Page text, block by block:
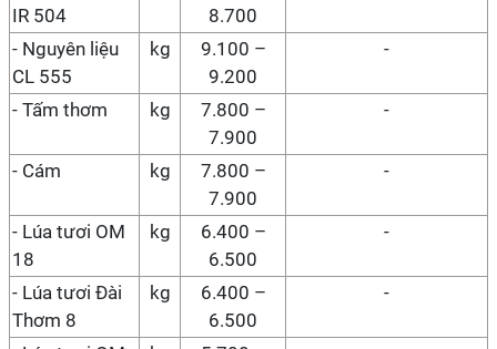
IR 504
8.700
- Nguyên liệu
CL 555
kg
9.100 –
9.200
-
- Tấm thơm kg
7.800 –
7.900
-
- Cám kg
7.800 –
7.900
-
- Lúa tươi OM
18
kg
6.400 –
6.500
-
- Lúa tươi Đài
Thơm 8
kg
6.400 –
6.500
-